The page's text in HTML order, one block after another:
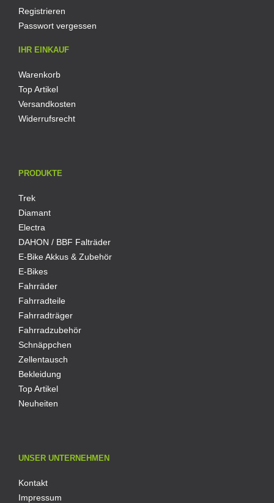
Registrieren
Passwort vergessen
IHR EINKAUF
Warenkorb
Top Artikel
Versandkosten
Widerrufsrecht
PRODUKTE
Trek
Diamant
Electra
DAHON / BBF Falträder
E-Bike Akkus & Zubehör
E-Bikes
Fahrräder
Fahrradteile
Fahrradträger
Fahrradzubehör
Schnäppchen
Zellentausch
Bekleidung
Top Artikel
Neuheiten
UNSER UNTERNEHMEN
Kontakt
Impressum